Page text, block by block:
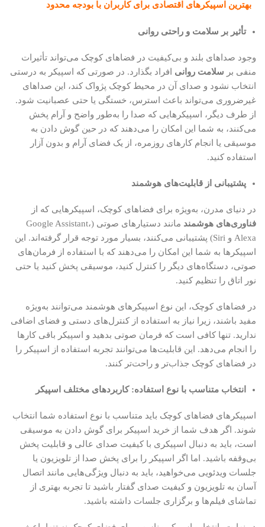
بهترین اسپیکرهای اقتصادی برای کاربران با بودجه محدود
تأثیر بر سلامت و راحتی روانی
وجود صداهای بلند و بی‌کیفیت در فضاهای کوچک می‌تواند تأثیرات
منفی بر سلامت روانی افراد بگذارد. در صورتی که اسپیکر به درستی
انتخاب نشود و صدای آن در محیط کوچک پژواک کند، این صداهای
غیرضروری می‌تواند باعث استرس، خستگی یا حتی عصبانیت شود.
از طرف دیگر، اسپیکرهایی که صدا را به‌طور واضح و آرام پخش
می‌کنند، به شما این امکان را می‌دهند که در حین گوش دادن به
موسیقی یا انجام کارهای روزمره، از یک فضای آرام و بدون آزار
استفاده کنید.
پشتیبانی از قابلیت‌های هوشمند
در دنیای مدرن، به‌ویژه برای فضاهای کوچک، اسپیکرهایی که از
فناوری‌های هوشمند
مانند دستیارهای صوتی (Google Assistant،
Alexa و Siri) پشتیبانی می‌کنند، بسیار مورد توجه قرار گرفته‌اند. این
اسپیکرها به شما این امکان را می‌دهند که با استفاده از فرمان‌های
صوتی، دستگاه‌های دیگر را کنترل کنید، موسیقی پخش کنید یا حتی
نور اتاق را تنظیم کنید.
در فضاهای کوچک، این نوع اسپیکرهای هوشمند می‌توانند به‌ویژه
مفید باشند، زیرا نیاز به استفاده از کنترل‌های دستی و فضای اضافی
ندارید. تنها کافی است که فرمان صوتی بدهید و اسپیکر باقی کارها
را انجام می‌دهد. این قابلیت‌ها می‌توانند تجربه استفاده از اسپیکر را
در فضاهای کوچک جذاب‌تر و راحت‌تر کنند.
انتخاب متناسب با نوع استفاده: کاربردهای مختلف اسپیکر
اسپیکرهای فضاهای کوچک باید متناسب با نوع استفاده شما انتخاب
شوند. اگر هدف شما از خرید اسپیکر برای گوش دادن به موسیقی
است، باید به دنبال اسپیکری با کیفیت صدای عالی و قابلیت پخش
بی‌وقفه باشید. اما اگر اسپیکر را برای پخش صدا از تلویزیون یا
جلسات ویدئویی می‌خواهید، باید به دنبال ویژگی‌هایی مانند اتصال
آسان به تلویزیون و کیفیت صدای گفتار باشید تا تجربه بهتری از
تماشای فیلم‌ها و برگزاری جلسات داشته باشید.